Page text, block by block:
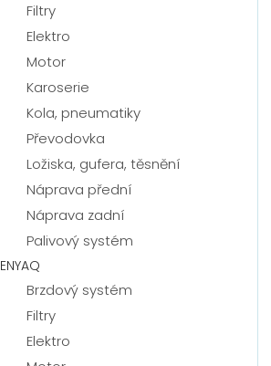
Filtry
Elektro
Motor
Karoserie
Kola, pneumatiky
Převodovka
Ložiska, gufera, těsnění
Náprava přední
Náprava zadní
Palivový systém
ENYAQ
Brzdový systém
Filtry
Elektro